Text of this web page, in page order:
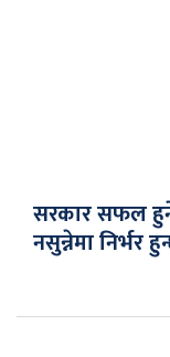
सरकार सफल
नसुन्नेमा निर्भर